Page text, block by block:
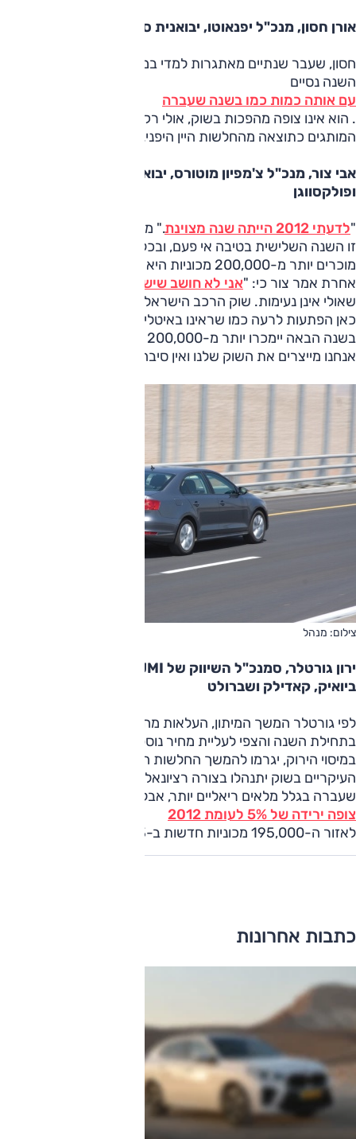
אורן חסון, מנכ"ל יפנאוטו, יבואנית סובארו
חסון, שעבר שנתיים מאתגרות למדי במקום מושבו, מעריך כי את
השנה נסיים
עם אותה כמות כמו בשנה שעברה
. הוא אינו צופה מהפכות בשוק, אולי רק שינויים במאזן הכוחות בין
המותגים כתוצאה מהחלשות היין היפני.
אבי צור, מנכ"ל צ'מפיון מוטורס, יבואנית אודי, סיאט, סקודה
ופולקסווגן
"לדעתי 2012 הייתה שנה מצוינת
." מסביר צור. "מבחינת כמות
זו השנה השלישית בטיבה אי פעם, ובכלל לדעתי כל שנה בה
מוכרים יותר מ-200,000 מכוניות היא מצוינת." בהזדמנות
אחרת אמר צור כי: "אני לא חושב שיש כאן מיתון
שאולי אינן נעימות. שוק הרכב הישראלי מאוד עקבי ואני לא צופה
כאן הפתעות לרעה כמו שראינו באיטליה או ספרד." להערכתו גם
אנחנו מייצרים את השוק שלנו ואין סיבה שהוא לא יהיה טוב."
צילום: מנהל
ביואיק, קאדילק ושברולט
לפי גורטלר המשך המיתון, העלאות מחירי חלק מכלי הרכב
בתחילת השנה והצפי לעליית מחיר נוספת כתוצאה מהשינוי
במיסוי הירוק, יגרמו להמשך החלשות השוק. להערכתו השחקנים
העיקריים בשוק יתנהלו בצורה רציונאלית יותר מאשר בשנה
שעברה בגלל מלאים ריאליים יותר, אבל הוא
צופה ירידה של 5% לעומת 2012
לאזור ה-195,000 מכוניות חדשות ב-2013.
כתבות אחרונות